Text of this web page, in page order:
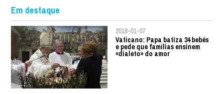
Em destaque
2018-01-07
Vaticano: Papa batiza 34 bebés
e pede que famílias ensinem
«dialeto» do amor